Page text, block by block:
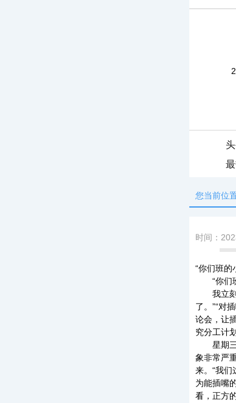
您当前位
时间：
“你们班的
“你们班
我立刻
了。”“对
论会，让
究分工计
星期三
象非常严
来。“我
为能插嘴
看，正方